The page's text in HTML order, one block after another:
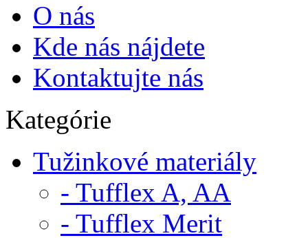
O nás
Kde nás nájdete
Kontaktujte nás
Kategórie
Tužinkové materiály
- Tufflex A, AA
- Tufflex Merit